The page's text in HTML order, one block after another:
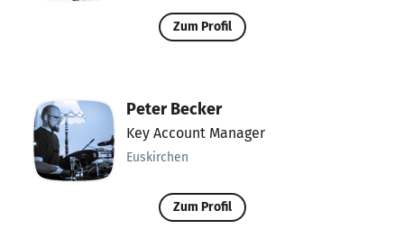
Zum Profil
Peter Becker
Key Account Manager
Euskirchen
Zum Profil